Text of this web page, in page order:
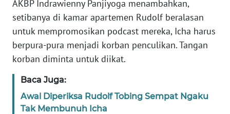
AKBP Indrawienny Panjiyoga menambahkan,
setibanya di kamar apartemen Rudolf beralasan
untuk mempromosikan podcast mereka, Icha harus
berpura-pura menjadi korban penculikan. Tangan
korban diminta untuk diikat.
Baca Juga:
Awal Diperiksa Rudolf Tobing Sempat Ngaku
Tak Membunuh Icha
Wahana
News
Regional
WN
WN
JAKARTA